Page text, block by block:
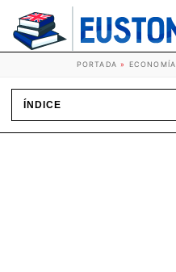
PORTADA » ECONOMÍA
ÍNDICE